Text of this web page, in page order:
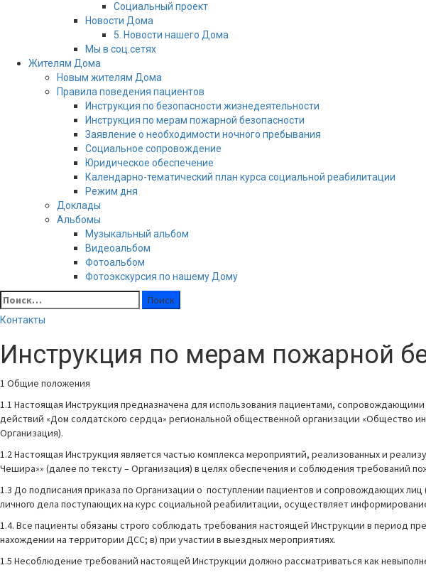
Социальный проект
Новости Дома
5. Новости нашего Дома
Мы в соц.сетях
Жителям Дома
Новым жителям Дома
Правила поведения пациентов
Инструкция по безопасности жизнедеятельности
Инструкция по мерам пожарной безопасности
Заявление о необходимости ночного пребывания
Социальное сопровождение
Юридическое обеспечение
Календарно-тематический план курса социальной реабилитации
Режим дня
Доклады
Альбомы
Музыкальный альбом
Видеоальбом
Фотоальбом
Фотоэкскурсия по нашему Дому
Найти:
Контакты
Инструкция по мерам пожарной
1 Общие положения
1.1 Настоящая Инструкция предназначена для использования пациентами,
действий «Дом солдатского сердца» региональной общественной организации «Общество
Организация).
1.2 Настоящая Инструкция является частью комплекса мероприятий, реализованных и
Чешира»» (далее по тексту – Организация) в целях обеспечения и соблюдения требований
1.3 До подписания приказа по Организации о поступлении пациентов и сопровождающих
личного дела поступающих на курс социальной реабилитации, осуществляет
1.4. Все пациенты обязаны строго соблюдать требования настоящей Инструкции в период
нахождении на территории ДСС; в) при участии в выездных мероприятиях.
1.5 Несоблюдение требований настоящей Инструкции должно рассматриваться как